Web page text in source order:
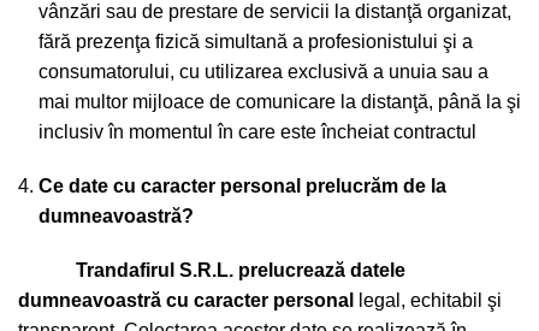
vânzări sau de prestare de servicii la distanţă organizat,
fără prezenţa fizică simultană a profesionistului şi a
consumatorului, cu utilizarea exclusivă a unuia sau a
mai multor mijloace de comunicare la distanţă, până la şi
inclusiv în momentul în care este încheiat contractul
Ce date cu caracter personal prelucrăm de la
dumneavoastră?
Trandafirul S.R.L. prelucrează datele
dumneavoastră cu caracter personal
legal, echitabil şi